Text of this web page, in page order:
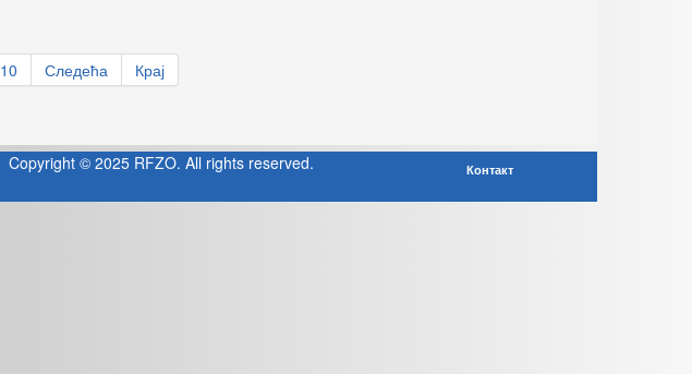
10 Следећа Крај
Copyright © 2025 RFZO. All rights reserved. Контакт